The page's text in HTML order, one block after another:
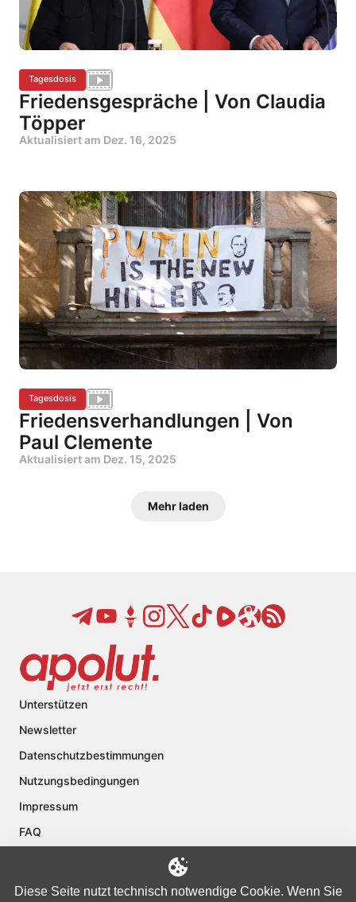
Tagesdosis
Friedensgespräche | Von Claudia
Töpper
Aktualisiert am Dez. 16, 2025
Tagesdosis
Friedensverhandlungen | Von
Paul Clemente
Aktualisiert am Dez. 15, 2025
Mehr laden
Unterstützen
Newsletter
Datenschutzbestimmungen
Nutzungsbedingungen
Impressum
FAQ
Diese Seite nutzt technisch notwendige Cookie. Wenn Sie